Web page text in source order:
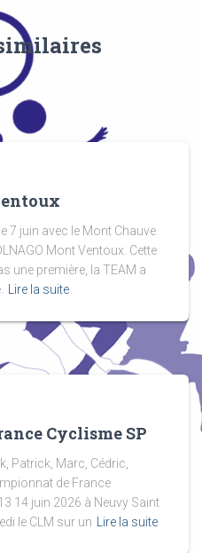
7 juin avec le Mont Chauve
Mont Ventoux. Cette
une première, la TEAM a
Lire la suite
Cyclisme SP
Patrick, Marc, Cédric,
de France
14 juin 2026 à Neuvy Saint
le CLM sur un
Lire la suite